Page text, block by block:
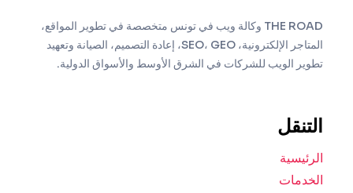
THE ROAD وكالة ويب في تونس متخصصة في تطوير المواقع،
المتاجر الإلكترونية، SEO، GEO، إعادة التصميم، الصيانة وتعهيد
تطوير الويب للشركات في الشرق الأوسط والأسواق الدولية.
التنقل
الرئيسية
الخدمات